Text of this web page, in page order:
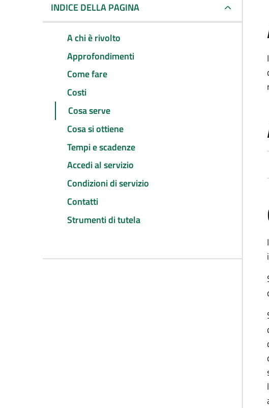
INDICE DELLA PAGINA
A chi è rivolto
Approfondimenti
Come fare
Costi
Cosa serve
Cosa si ottiene
Tempi e scadenze
Accedi al servizio
Condizioni di servizio
Contatti
Strumenti di tutela